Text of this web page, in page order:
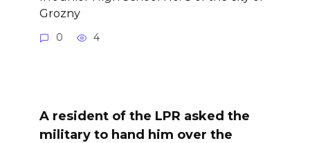
Grozny
0 4
A resident of the LPR asked the
military to hand him over the